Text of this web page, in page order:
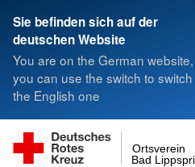
Sie befinden sich auf der
deutschen Website
You are on the German website,
you can use the switch to switch
the English one
Bad
Ortsverein